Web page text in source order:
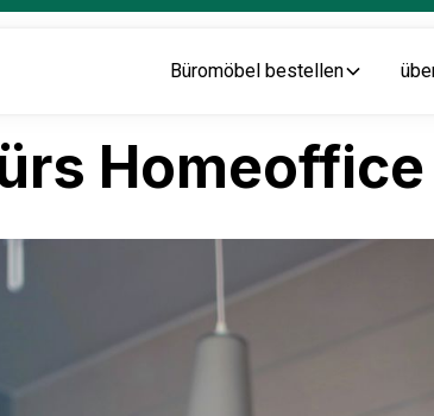
Büromöbel bestellen
Homeoffice